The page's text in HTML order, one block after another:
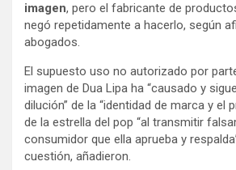
imagen, pero el fabricante de
negó repetidamente a hacerlo, según
abogados.
El supuesto uso no autorizado por
imagen de Dua Lipa ha “causado y
dilución” de la “identidad de marca y el
de la estrella del pop “al transmitir
consumidor que ella aprueba y
cuestión, añadieron.